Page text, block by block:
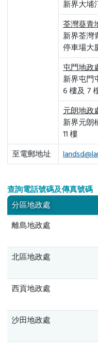
新界大埔
荃灣葵青
新界荃灣
停車場大
屯門地政
新界屯門
6 樓及 7
元朗地政
新界元朗
11 樓
至電郵地址
查詢電話號碼及傳真號碼
分區地政處
離島地政處
北區地政處
西貢地政處
沙田地政處